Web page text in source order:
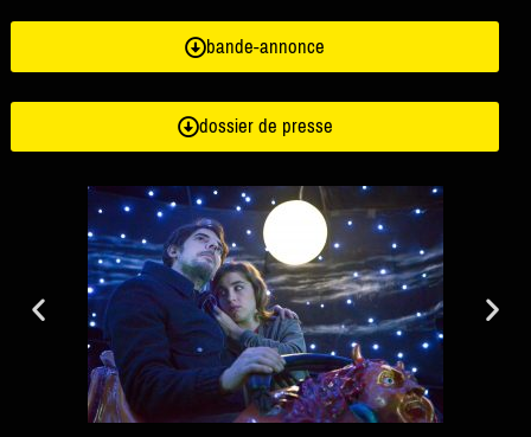
bande-annonce
dossier de presse